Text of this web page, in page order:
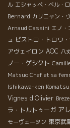
ル エシャッペ・ベル・
Bernard カリニャン・
Arnaud Cassini エノ・
ュ ビストロ・トロワ
アヴェイロン AOC 八
ノー・ゲシクト
Matsuo Chef et sa
Ishikawa-ken
Vignes d'Olivier
ラ・トルトゥーガ ア
モーヴェータン 東京武